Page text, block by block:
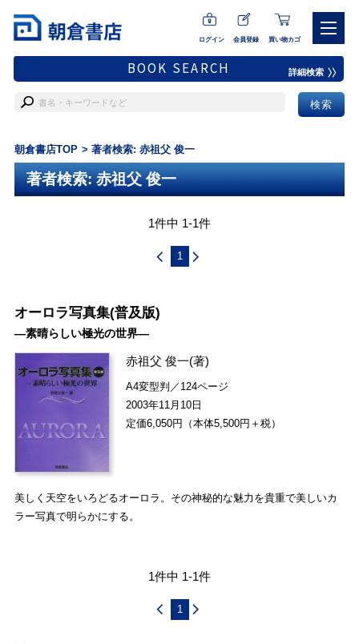
ログイン 会員登録 買い物カゴ
BOOK SEARCH 詳細検索
朝倉書店TOP 著者検索: 赤祖父 俊一
著者検索: 赤祖父 俊一
1件中 1-1件
1
オーロラ写真集(普及版)
―素晴らしい極光の世界―
赤祖父 俊一(著)
A4変型判／124ページ
2003年11月10日
定価6,050円（本体5,500円＋税）
美しく天空をいろどるオーロラ。その神秘的な魅力を貴重で美しいカ
ラー写真で明らかにする。
1件中 1-1件
1